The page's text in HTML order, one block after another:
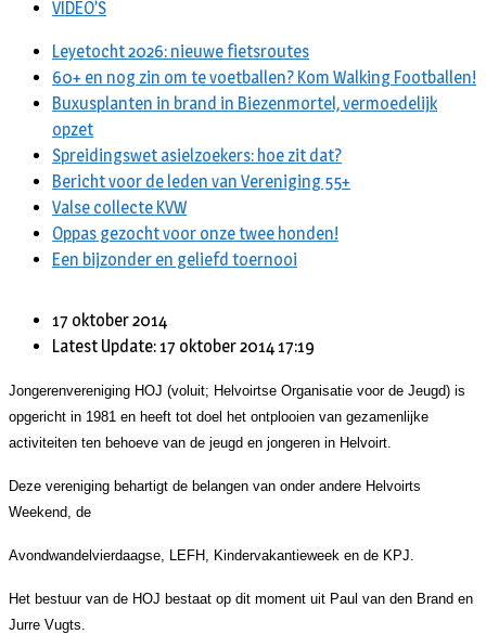
VIDEO’S
Leyetocht 2026: nieuwe fietsroutes
60+ en nog zin om te voetballen? Kom Walking Footballen!
Buxusplanten in brand in Biezenmortel, vermoedelijk
opzet
Spreidingswet asielzoekers: hoe zit dat?
Bericht voor de leden van Vereniging 55+
Valse collecte KVW
Oppas gezocht voor onze twee honden!
Een bijzonder en geliefd toernooi
17 oktober 2014
Latest Update: 17 oktober 2014 17:19
Jongerenvereniging HOJ (voluit; Helvoirtse Organisatie voor de Jeugd) is
opgericht in 1981 en heeft tot doel het ontplooien van gezamenlijke
activiteiten ten behoeve van de jeugd en jongeren in Helvoirt.
Deze vereniging behartigt de belangen van onder andere Helvoirts
Weekend, de
Avondwandelvierdaagse, LEFH, Kindervakantieweek en de KPJ.
Het bestuur van de HOJ bestaat op dit moment uit Paul van den Brand en
Jurre Vugts.